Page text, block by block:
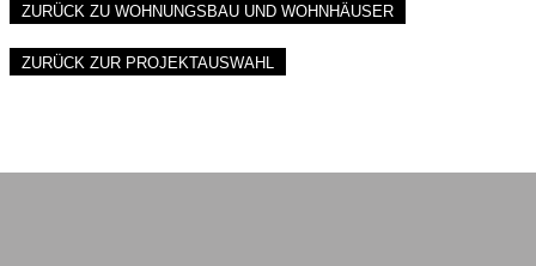
ZURÜCK ZU WOHNUNGSBAU UND WOHNHÄUSER
ZURÜCK ZUR PROJEKTAUSWAHL